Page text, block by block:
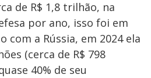
de R$ 1,8 trilhão, na
por ano, isso foi em
com a Rússia, em 2024 ela
(cerca de R$ 798
40% de seu